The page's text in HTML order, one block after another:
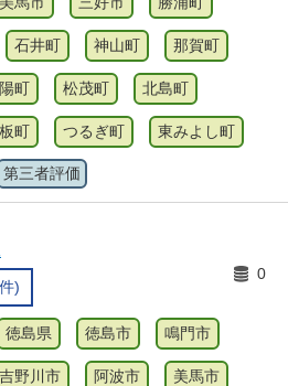
石井町 神山町 那賀町
町 松茂町 北島町
板町 つるぎ町 東みよし町
第三者評価
)
0
徳島県 徳島市 鳴門市
吉野川市 阿波市 美馬市